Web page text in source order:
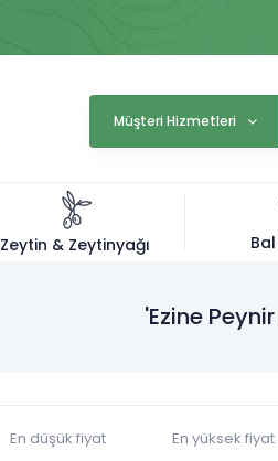
Müşteri Hizmetleri
Zeytin & Zeytinyağı
'Ezine
En düşük fiyat En yüksek fiyat